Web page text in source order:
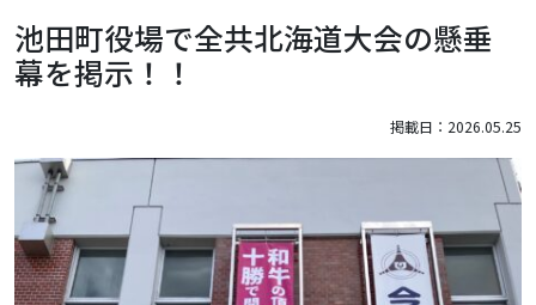
池田町役場で全共北海道大会の懸垂
幕を掲示！！
掲載日：2026.05.25